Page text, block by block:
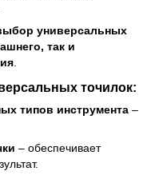
универсальных
так и
точилок:
типов инструмента –
– обеспечивает